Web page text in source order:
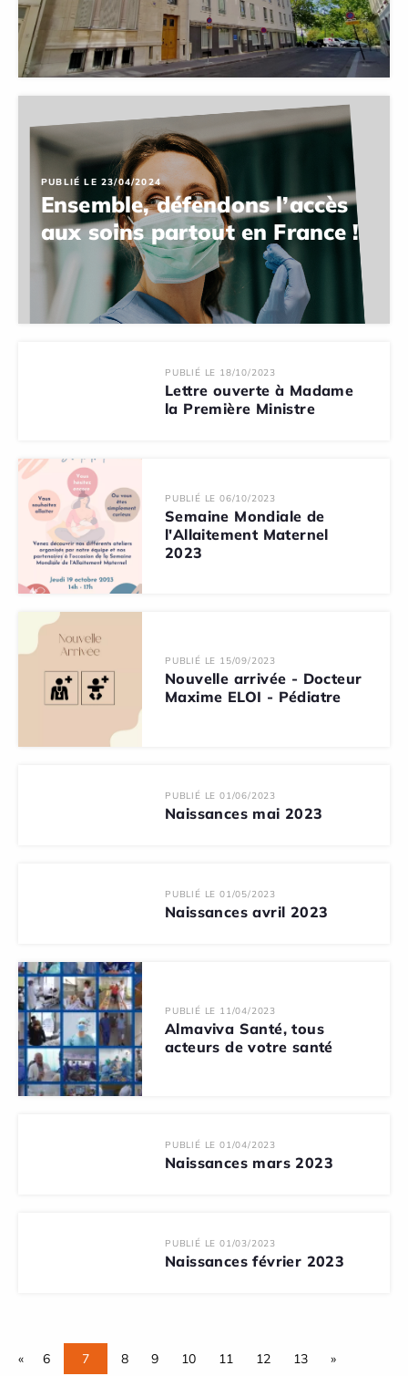
PUBLIÉ LE 23/04/2024
Ensemble, défendons l’accès
aux soins partout en France !
PUBLIÉ LE 18/10/2023
Lettre ouverte à Madame
la Première Ministre
PUBLIÉ LE 06/10/2023
Semaine Mondiale de
l'Allaitement Maternel
2023
PUBLIÉ LE 15/09/2023
Nouvelle arrivée - Docteur
Maxime ELOI - Pédiatre
PUBLIÉ LE 01/06/2023
Naissances mai 2023
PUBLIÉ LE 01/05/2023
Naissances avril 2023
PUBLIÉ LE 11/04/2023
Almaviva Santé, tous
acteurs de votre santé
PUBLIÉ LE 01/04/2023
Naissances mars 2023
PUBLIÉ LE 01/03/2023
Naissances février 2023
« 6 7 8 9 10 11 12 13 »